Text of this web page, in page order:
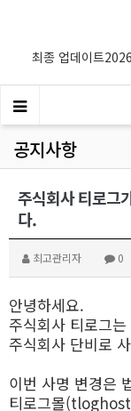
최종 업데이트
공지사항
주식회사 티로그
다.
최고관리자 0
안녕하세요.
주식회사 티로그
주식회사 단비로
이번 사명 변경은
티로그몰